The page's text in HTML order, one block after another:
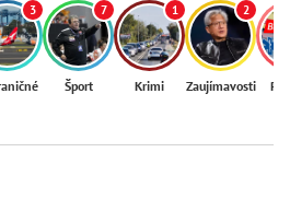
3 7
Šport
1
Krimi
2
Zaujímavosti